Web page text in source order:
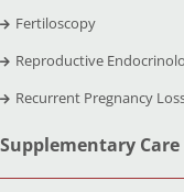
Fertiloscopy
Reproductive
Recurrent Pregnancy
Supplementary Care